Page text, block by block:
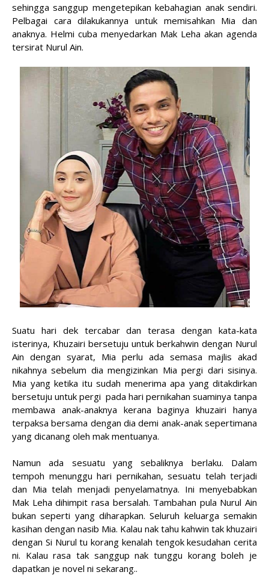
sehingga sanggup mengetepikan kebahagian anak sendiri.
Pelbagai cara dilakukannya untuk memisahkan Mia dan
anaknya. Helmi cuba menyedarkan Mak Leha akan agenda
tersirat Nurul Ain.
Suatu hari dek tercabar dan terasa dengan kata-kata
isterinya, Khuzairi bersetuju untuk berkahwin dengan Nurul
Ain dengan syarat, Mia perlu ada semasa majlis akad
nikahnya sebelum dia mengizinkan Mia pergi dari sisinya.
Mia yang ketika itu sudah menerima apa yang ditakdirkan
bersetuju untuk pergi pada hari pernikahan suaminya tanpa
membawa anak-anaknya kerana baginya khuzairi hanya
terpaksa bersama dengan dia demi anak-anak sepertimana
yang dicanang oleh mak mentuanya.
Namun ada sesuatu yang sebaliknya berlaku. Dalam
tempoh menunggu hari pernikahan, sesuatu telah terjadi
dan Mia telah menjadi penyelamatnya. Ini menyebabkan
Mak Leha dihimpit rasa bersalah. Tambahan pula Nurul Ain
bukan seperti yang diharapkan. Seluruh keluarga semakin
kasihan dengan nasib Mia. Kalau nak tahu kahwin tak khuzairi
dengan Si Nurul tu korang kenalah tengok kesudahan cerita
ni. Kalau rasa tak sanggup nak tunggu korang boleh je
dapatkan je novel ni sekarang..